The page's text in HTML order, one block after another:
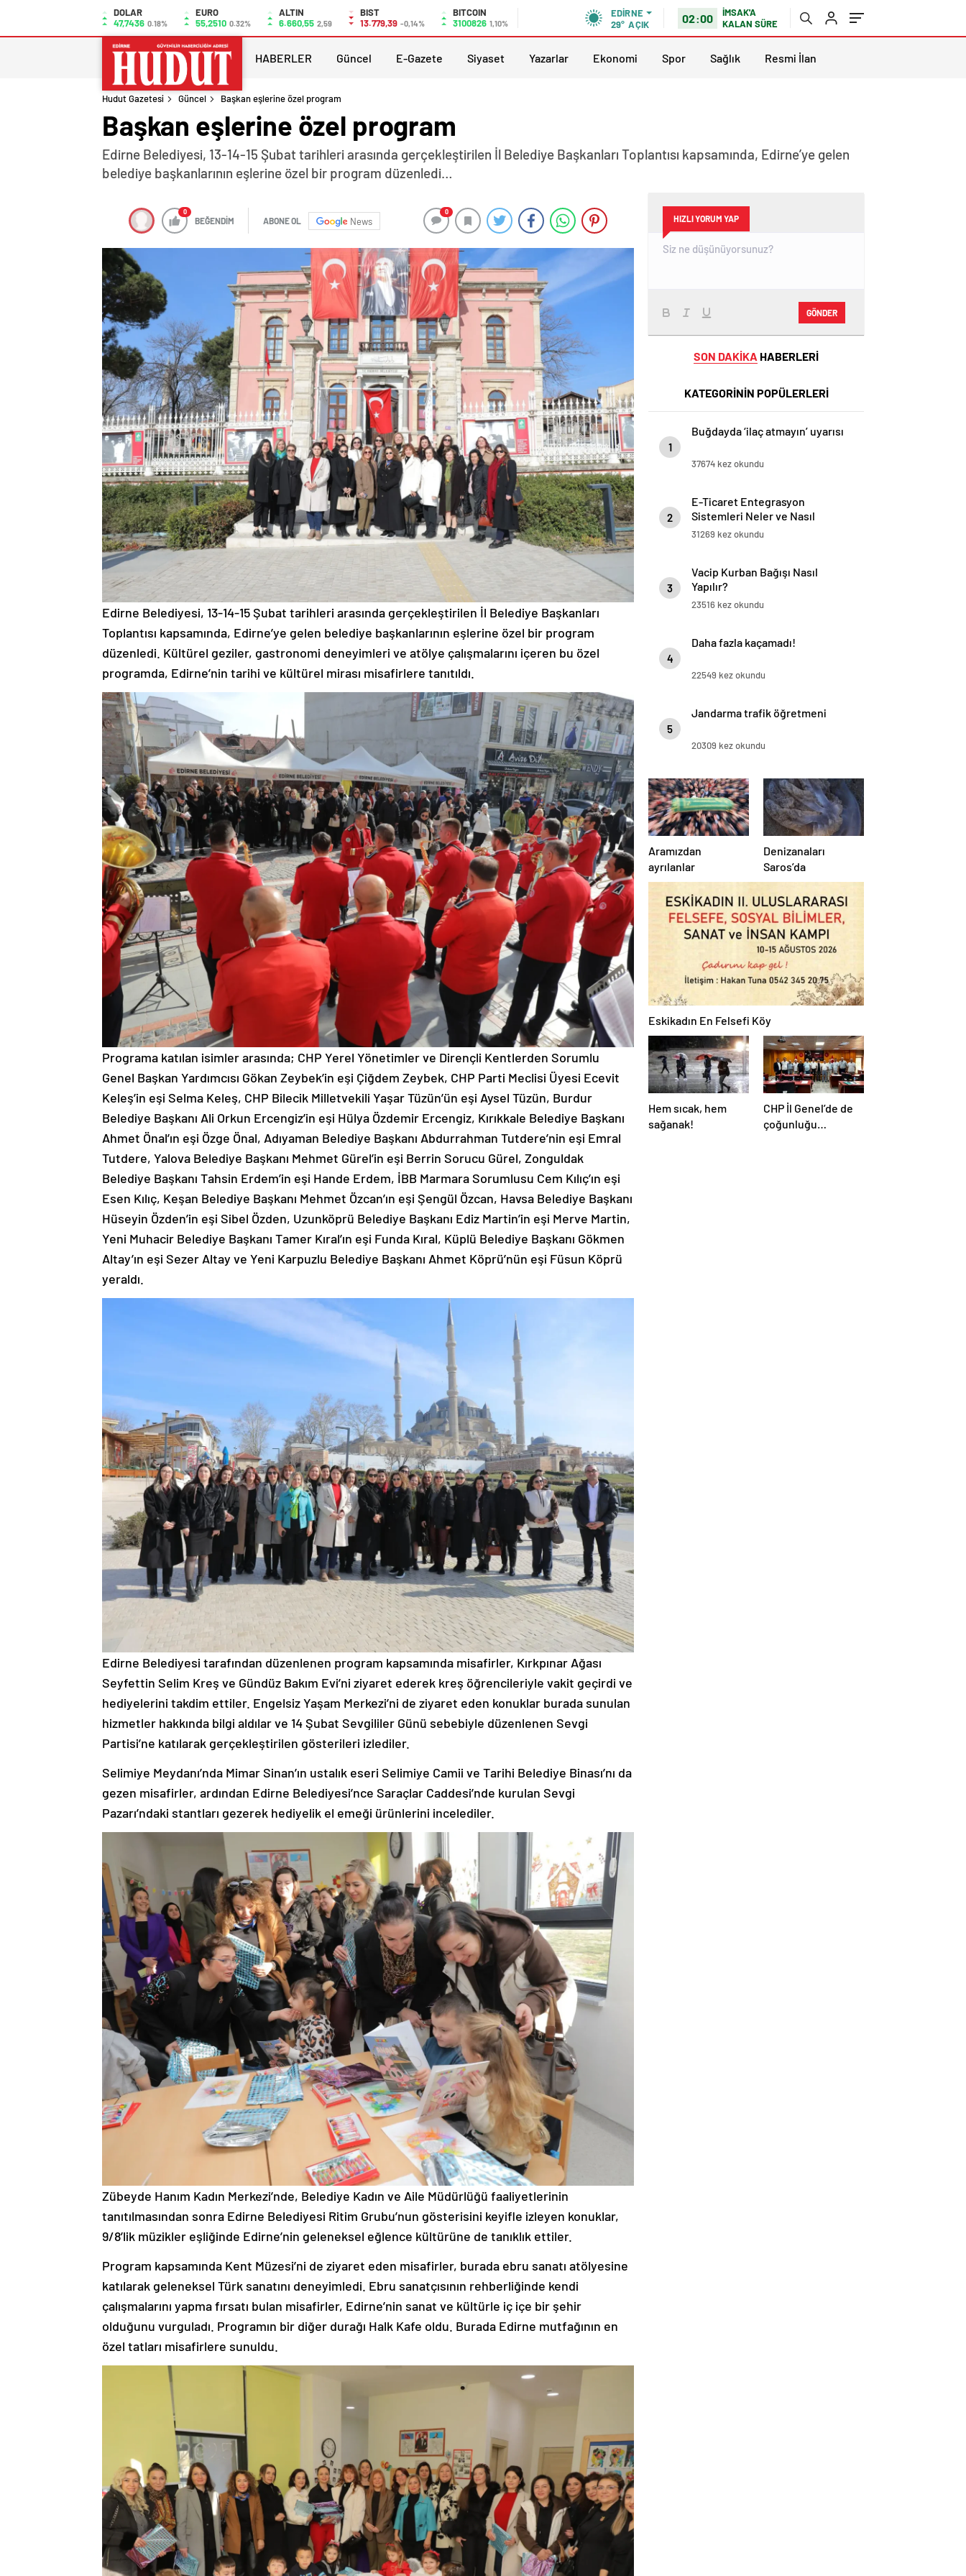
DOLAR
47,7436 0.18%
EURO
55,2510 0.32%
ALTIN
6.660,55 2,59
BIST
13.779,39 -0,14%
BITCOIN
3100826 1,10%
EDIRNE
29° AÇIK 02:00
İMSAK'A
KALAN SÜRE
HABERLER Güncel E-Gazete Siyaset Yazarlar Ekonomi Spor Sağlık Resmi İlan
Hudut Gazetesi Güncel Başkan eşlerine özel program
Başkan eşlerine özel program
Edirne Belediyesi, 13-14-15 Şubat tarihleri arasında gerçekleştirilen İl Belediye Başkanları Toplantısı kapsamında, Edirne’ye gelen
belediye başkanlarının eşlerine özel bir program düzenledi…
0
BEĞENDİM ABONE OL News
0
Edirne Belediyesi, 13-14-15 Şubat tarihleri arasında gerçekleştirilen İl Belediye Başkanları
Toplantısı kapsamında, Edirne’ye gelen belediye başkanlarının eşlerine özel bir program
düzenledi. Kültürel geziler, gastronomi deneyimleri ve atölye çalışmalarını içeren bu özel
programda, Edirne’nin tarihi ve kültürel mirası misafirlere tanıtıldı.
Programa katılan isimler arasında; CHP Yerel Yönetimler ve Dirençli Kentlerden Sorumlu
Genel Başkan Yardımcısı Gökan Zeybek’in eşi Çiğdem Zeybek, CHP Parti Meclisi Üyesi Ecevit
Keleş’in eşi Selma Keleş, CHP Bilecik Milletvekili Yaşar Tüzün’ün eşi Aysel Tüzün, Burdur
Belediye Başkanı Ali Orkun Ercengiz’in eşi Hülya Özdemir Ercengiz, Kırıkkale Belediye Başkanı
Ahmet Önal’ın eşi Özge Önal, Adıyaman Belediye Başkanı Abdurrahman Tutdere’nin eşi Emral
Tutdere, Yalova Belediye Başkanı Mehmet Gürel’in eşi Berrin Sorucu Gürel, Zonguldak
Belediye Başkanı Tahsin Erdem’in eşi Hande Erdem, İBB Marmara Sorumlusu Cem Kılıç’ın eşi
Esen Kılıç, Keşan Belediye Başkanı Mehmet Özcan’ın eşi Şengül Özcan, Havsa Belediye Başkanı
Hüseyin Özden’in eşi Sibel Özden, Uzunköprü Belediye Başkanı Ediz Martin’in eşi Merve Martin,
Yeni Muhacir Belediye Başkanı Tamer Kıral’ın eşi Funda Kıral, Küplü Belediye Başkanı Gökmen
Altay’ın eşi Sezer Altay ve Yeni Karpuzlu Belediye Başkanı Ahmet Köprü’nün eşi Füsun Köprü
yeraldı.
Edirne Belediyesi tarafından düzenlenen program kapsamında misafirler, Kırkpınar Ağası
Seyfettin Selim Kreş ve Gündüz Bakım Evi’ni ziyaret ederek kreş öğrencileriyle vakit geçirdi ve
hediyelerini takdim ettiler. Engelsiz Yaşam Merkezi’ni de ziyaret eden konuklar burada sunulan
hizmetler hakkında bilgi aldılar ve 14 Şubat Sevgililer Günü sebebiyle düzenlenen Sevgi
Partisi’ne katılarak gerçekleştirilen gösterileri izlediler.
Selimiye Meydanı’nda Mimar Sinan’ın ustalık eseri Selimiye Camii ve Tarihi Belediye Binası’nı da
gezen misafirler, ardından Edirne Belediyesi’nce Saraçlar Caddesi’nde kurulan Sevgi
Pazarı’ndaki stantları gezerek hediyelik el emeği ürünlerini incelediler.
Zübeyde Hanım Kadın Merkezi’nde, Belediye Kadın ve Aile Müdürlüğü faaliyetlerinin
tanıtılmasından sonra Edirne Belediyesi Ritim Grubu’nun gösterisini keyifle izleyen konuklar,
9/8’lik müzikler eşliğinde Edirne’nin geleneksel eğlence kültürüne de tanıklık ettiler.
Program kapsamında Kent Müzesi’ni de ziyaret eden misafirler, burada ebru sanatı atölyesine
katılarak geleneksel Türk sanatını deneyimledi. Ebru sanatçısının rehberliğinde kendi
çalışmalarını yapma fırsatı bulan misafirler, Edirne’nin sanat ve kültürle iç içe bir şehir
olduğunu vurguladı. Programın bir diğer durağı Halk Kafe oldu. Burada Edirne mutfağının en
özel tatları misafirlere sunuldu.
HIZLI YORUM YAP
GÖNDER
SON DAKİKA HABERLERİ
KATEGORİNİN POPÜLERLERİ
1
Buğdayda ‘ilaç atmayın’ uyarısı
37674 kez okundu
2
E-Ticaret Entegrasyon
Sistemleri Neler ve Nasıl
Yapılır?
31269 kez okundu
3
Vacip Kurban Bağışı Nasıl
Yapılır?
23516 kez okundu
4
Daha fazla kaçamadı!
22549 kez okundu
5
Jandarma trafik öğretmeni
20309 kez okundu
Aramızdan
ayrılanlar
Denizanaları
Saros’da
Eskikadın En Felsefi Köy
Hem sıcak, hem
sağanak!
CHP İl Genel’de de
çoğunluğu